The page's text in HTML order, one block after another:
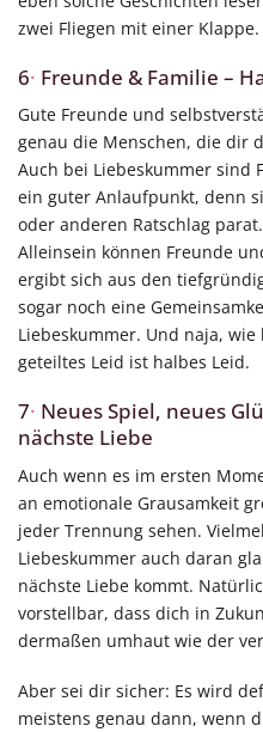
zwei Fliegen mit einer Klappe.
6· Freunde & Familie –
Gute Freunde und
genau die Menschen, die dir
Auch bei Liebeskummer sind
ein guter Anlaufpunkt, denn
oder anderen Ratschlag
Alleinsein können Freunde
ergibt sich aus den
sogar noch eine
Liebeskummer. Und naja,
geteiltes Leid ist halbes Leid.
7· Neues Spiel, neues
nächste Liebe
Auch wenn es im ersten
an emotionale Grausamkeit
jeder Trennung sehen.
Liebeskummer auch daran
nächste Liebe kommt.
vorstellbar, dass dich in
dermaßen umhaut wie der
Aber sei dir sicher: Es wird
meistens genau dann, wenn